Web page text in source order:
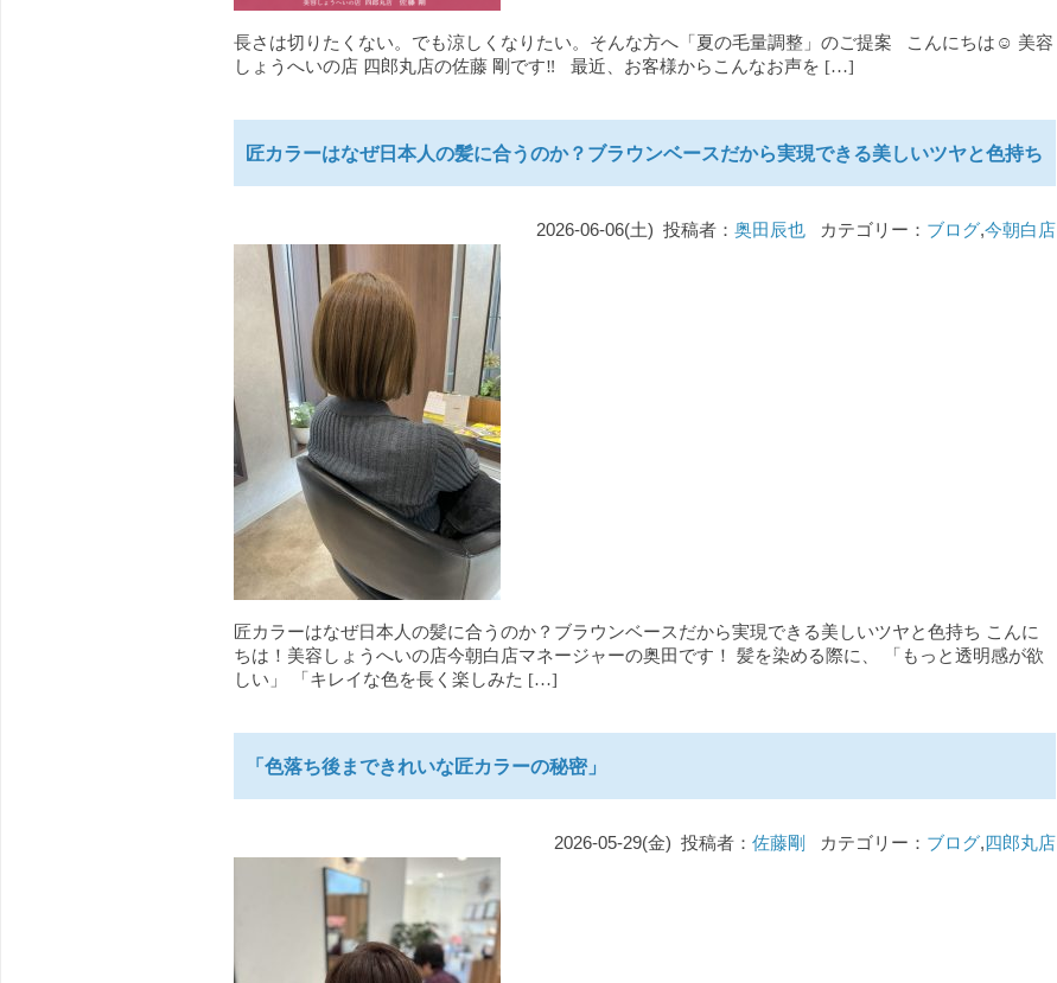
長さは切りたくない。でも涼しくなりたい。そんな方へ「夏の毛量調整」のご提案 こんにちは☺ 美容
しょうへいの店 四郎丸店の佐藤 剛です‼ 最近、お客様からこんなお声を […]
匠カラーはなぜ日本人の髪に合うのか？ブラウンベースだから実現できる美しいツヤと色持ち
2026-06-06(土) 投稿者： 奥田辰也カテゴリー： ブログ,今朝白店
匠カラーはなぜ日本人の髪に合うのか？ブラウンベースだから実現できる美しいツヤと色持ち こんに
ちは！美容しょうへいの店今朝白店マネージャーの奥田です！ 髪を染める際に、 「もっと透明感が欲
しい」 「キレイな色を長く楽しみた […]
「色落ち後まできれいな匠カラーの秘密」
2026-05-29(金) 投稿者： 佐藤剛 カテゴリー： ブログ,四郎丸店